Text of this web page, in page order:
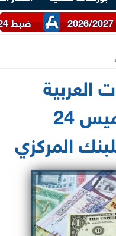
ضبط 24 طن دقيق أبيض وبلدي مدعم عبر شرطة التموين
العربية
والأجنبية ليوم الخميس 24